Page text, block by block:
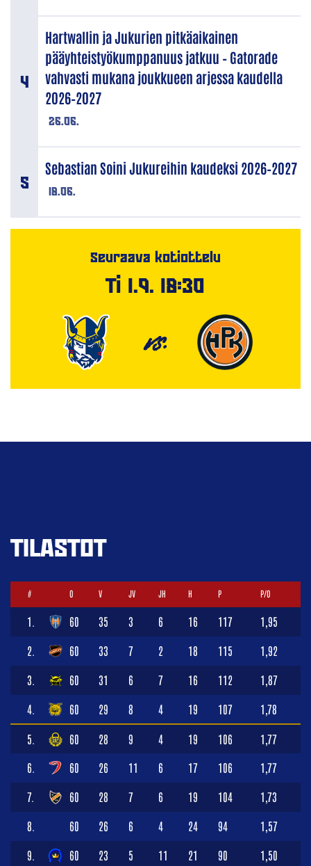
26.06.
Hartwallin ja Jukurien pitkäaikainen
pääyhteistyökumppanuus jatkuu – Gatorade
vahvasti mukana joukkueen arjessa kaudella
2026–2027
18.06.
Sebastian Soini Jukureihin kaudeksi 2026–2027
Seuraava kotiottelu
Ti 1.9. 18:30
VS.
TILASTOT
# O V JV JH H P P/O
1. 60 35 3 6 16 117 1,95
2. 60 33 7 2 18 115 1,92
3. 60 31 6 7 16 112 1,87
4. 60 29 8 4 19 107 1,78
5. 60 28 9 4 19 106 1,77
6. 60 26 11 6 17 106 1,77
7. 60 28 7 6 19 104 1,73
8. 60 26 6 4 24 94 1,57
9. 60 23 5 11 21 90 1,50